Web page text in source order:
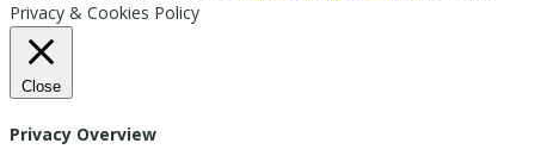
Privacy & Cookies Policy
Close
Privacy Overview